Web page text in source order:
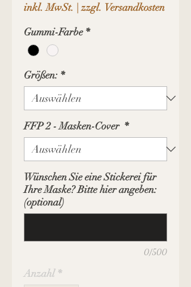
inkl. MwSt. |zzgl. Versandkosten
Gummi-Farbe *
Größen: *
FFP 2 - Masken-Cover *
Wünschen Sie eine Stickerei für
Ihre Maske? Bitte hier angeben:
(optional)
0/500
Anzahl *